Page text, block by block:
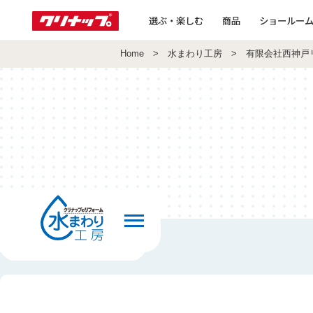
選ぶ・楽しむ 商品 ショールー
Home > 水まわり工房 > 有限会社西神戸
前の画面へ戻る